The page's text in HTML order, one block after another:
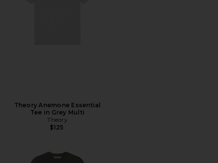
Theory Anemone Essential
Tee in Grey Multi
Theory
$125